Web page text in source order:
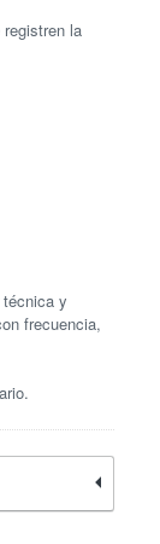
la
y
frecuencia,